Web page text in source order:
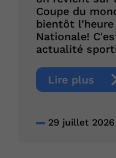
Coupe du
bientôt
Nationale!
actualité
Lire plus
29 juillet 2026